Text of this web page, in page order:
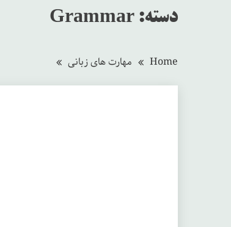
دسته: Grammar
Home مهارت های زبانی